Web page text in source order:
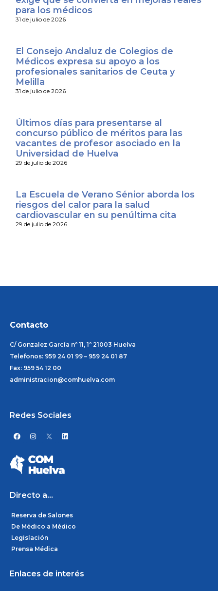
para los médicos
31 de julio de 2026
El Consejo Andaluz de Colegios de
Médicos expresa su apoyo a los
profesionales sanitarios de Ceuta y
Melilla
31 de julio de 2026
Últimos días para presentarse al
concurso público de méritos para las
vacantes de profesor asociado en la
Universidad de Huelva
29 de julio de 2026
La Escuela de Verano Sénior aborda los
riesgos del calor para la salud
cardiovascular en su penúltima cita
29 de julio de 2026
Contacto
C/ Gonzalez García nº 11, 1º 21003 Huelva
Telefonos: 959 24 01 99 – 959 24 01 87
Fax: 959 54 12 00
administracion@comhuelva.com
Redes Sociales
F
a
e
b
o
o
I
n
a
g
r
L
i
i
Directo a...
Reserva de Salones
De Médico a Médico
Legislación
Prensa Médica
Enlaces de interés